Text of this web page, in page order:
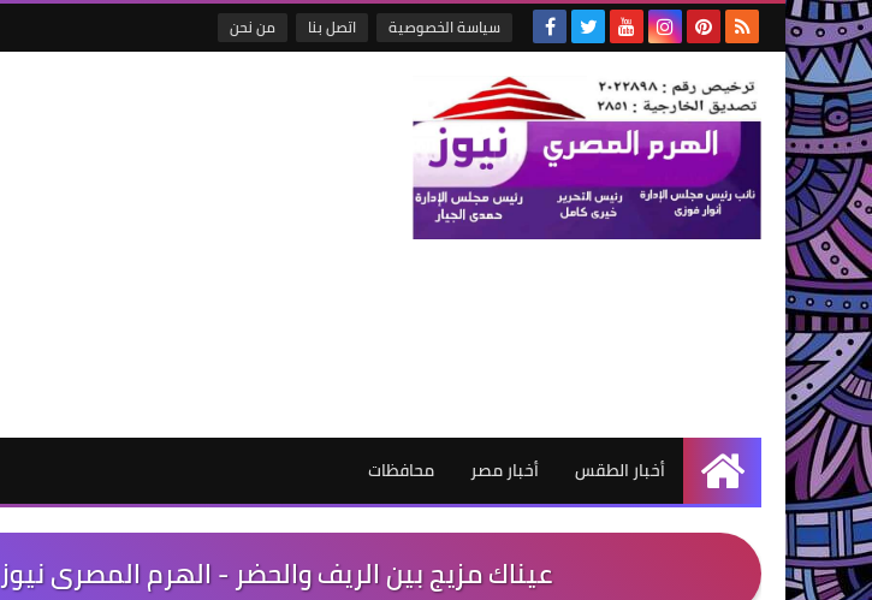
سياسة الخصوصية اتصل بنا من نحن
الرئيسية
أخبار الطقس أخبار مصر محافظات
​عيناك مزيج بين الريف والحضر - الهرم المصرى نيوز